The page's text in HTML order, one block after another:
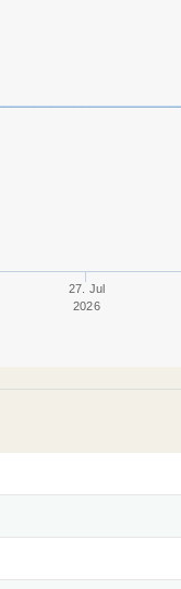
27. Jul
2026